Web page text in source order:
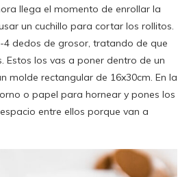
llega el momento de enrollar la
un cuchillo para cortar los rollitos.
4 dedos de grosor, tratando de que
Estos los vas a poner dentro de un
molde rectangular de 16x30cm. En la
o papel para hornear y pones los
entre ellos porque van a